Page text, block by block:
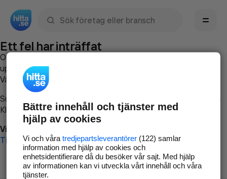
Ett fel har inträffat
Om du vill kan du
uppstod så att vi lättare och snabbare kan avhjälpa det.
Vänligen försök med följande:
Surfa till
Klicka påTillbaka-knappen i webbläsaren och försök igen
Vi beklagar besväret!
Till startsidan
Bättre innehåll och tjänster med
hjälp av cookies
Vi och våra tredjepartsleverantörer(122) samlar
information med hjälp av cookies och
enhetsidentifierare då du besöker vår sajt. Med hjälp
av informationen kan vi utveckla vårt innehåll och våra
tjänster.